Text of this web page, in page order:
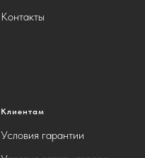
Контакты
Клиентам
Условия гарантии